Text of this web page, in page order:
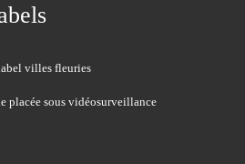
placée sous vidéosurveillance